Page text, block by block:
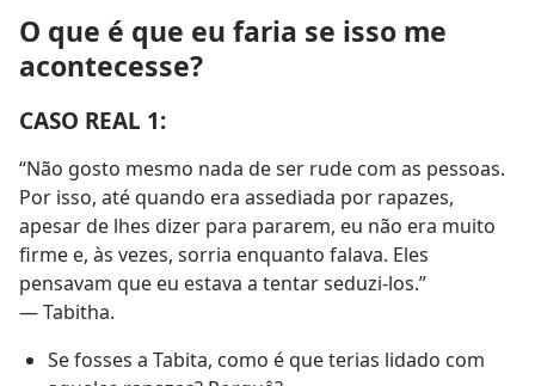
O que é que eu faria se isso me
acontecesse?
CASO REAL 1:
“Não gosto mesmo nada de ser rude com as pessoas.
Por isso, até quando era assediada por rapazes,
apesar de lhes dizer para pararem, eu não era muito
firme e, às vezes, sorria enquanto falava. Eles
pensavam que eu estava a tentar seduzi-los.”
— Tabitha.
Se fosses a Tabita, como é que terias lidado com